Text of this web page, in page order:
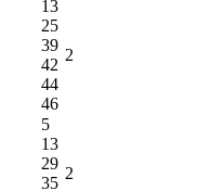
13
25
39
42
44
46
2
5
13
29
35
2